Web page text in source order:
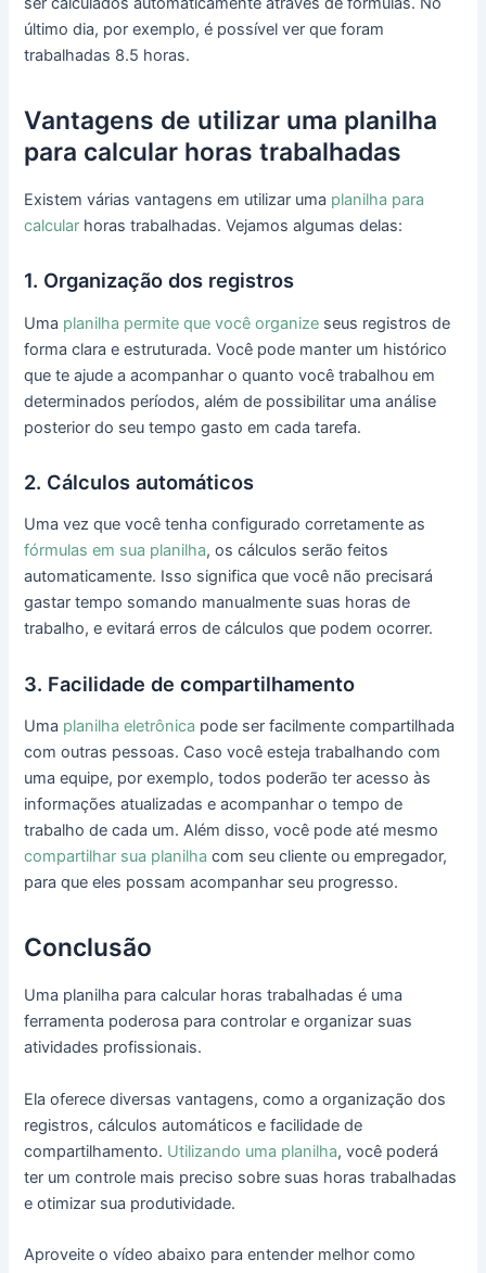
último dia, por exemplo, é possível ver que foram
trabalhadas 8.5 horas.
Vantagens de utilizar uma planilha
para calcular horas trabalhadas
Existem várias vantagens em utilizar uma planilha para
calcular horas trabalhadas. Vejamos algumas delas:
1. Organização dos registros
Uma planilha permite que você organize seus registros de
forma clara e estruturada. Você pode manter um histórico
que te ajude a acompanhar o quanto você trabalhou em
determinados períodos, além de possibilitar uma análise
posterior do seu tempo gasto em cada tarefa.
2. Cálculos automáticos
Uma vez que você tenha configurado corretamente as
fórmulas em sua planilha, os cálculos serão feitos
automaticamente. Isso significa que você não precisará
gastar tempo somando manualmente suas horas de
trabalho, e evitará erros de cálculos que podem ocorrer.
3. Facilidade de compartilhamento
Uma planilha eletrônica pode ser facilmente compartilhada
com outras pessoas. Caso você esteja trabalhando com
uma equipe, por exemplo, todos poderão ter acesso às
informações atualizadas e acompanhar o tempo de
trabalho de cada um. Além disso, você pode até mesmo
compartilhar sua planilha com seu cliente ou empregador,
para que eles possam acompanhar seu progresso.
Conclusão
Uma planilha para calcular horas trabalhadas é uma
ferramenta poderosa para controlar e organizar suas
atividades profissionais.
Ela oferece diversas vantagens, como a organização dos
registros, cálculos automáticos e facilidade de
compartilhamento. Utilizando uma planilha, você poderá
ter um controle mais preciso sobre suas horas trabalhadas
e otimizar sua produtividade.
Aproveite o vídeo abaixo para entender melhor como